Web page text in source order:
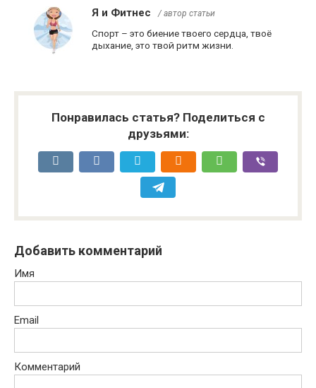
Я и Фитнес / автор статьи
Спорт – это биение твоего сердца, твоё
дыхание, это твой ритм жизни.
Понравилась статья? Поделиться с
друзьями:
Добавить комментарий
Имя
Email
Комментарий